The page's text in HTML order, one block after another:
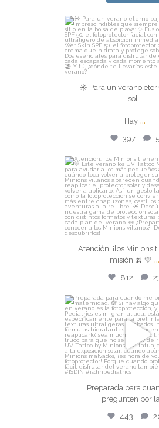
isdin
☀️ Para un verano
sol…
Hay...
Ago 4
397 5
☀️ Para un verano
sol…
Hay ...
397 5
isdin
Atención: ¡los Minions
misión!🍌 💛
Ago 3
812
Atención: ¡los Minions
misión!🍌 💛 ...
812
isdin
Preparada para
pregunten
Jul 30
443
Preparada para
pregunten por la
443